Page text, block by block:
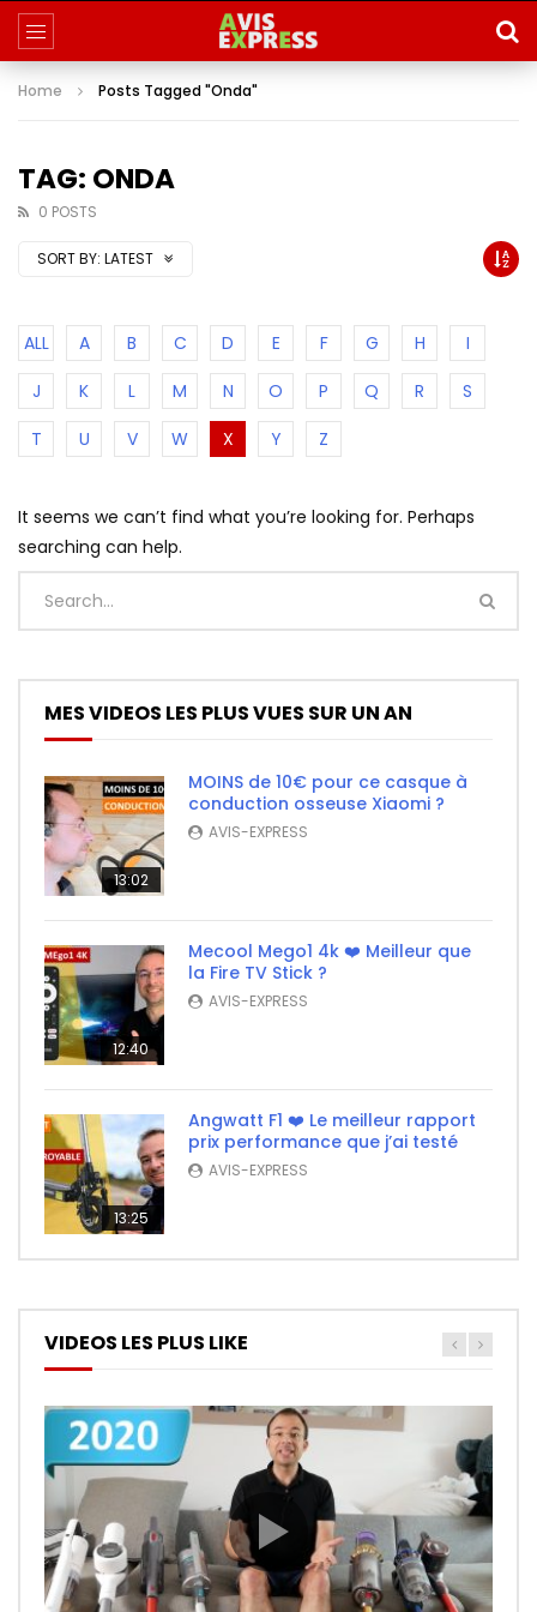
Home Posts Tagged "Onda"
TAG: ONDA
0 POSTS
SORT BY: LATEST
ALL A B C D E F G H
I
J
K L M N O P Q R
S
T
U V W X Y Z
It seems we can’t find what you’re looking for. Perhaps
searching can help.
MES VIDEOS LES PLUS VUES SUR UN AN
13:02
MOINS de 10€ pour ce casque à
conduction osseuse Xiaomi ?
AVIS-EXPRESS
12:40
Mecool Mego1 4k ❤️ Meilleur que
la Fire TV Stick ?
AVIS-EXPRESS
13:25
Angwatt F1 ❤️ Le meilleur rapport
prix performance que j’ai testé
AVIS-EXPRESS
VIDEOS LES PLUS LIKE